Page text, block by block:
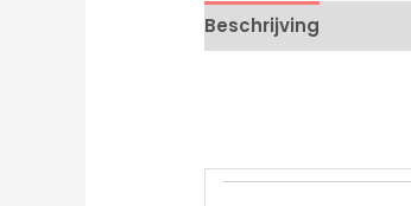
Beschrijving